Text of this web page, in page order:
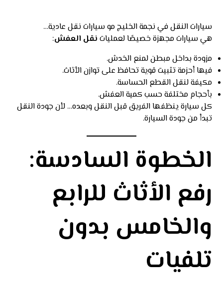
سيارات النقل في نجمة الخليج مو سيارات نقل عادية…
هي سيارات مجهزة خصيصًا لعمليات نقل العفش:
مزودة بداخل مبطن لمنع الخدش.
فيها أحزمة تثبيت قوية تحافظ على توازن الأثاث.
مكيفة لنقل القطع الحساسة.
بأحجام مختلفة حسب كمية العفش.
كل سيارة ينظفها الفريق قبل النقل وبعده… لأن جودة النقل
تبدأ من جودة السيارة.
الخطوة السادسة:
رفع الأثاث للرابع
والخامس بدون
تلفيات